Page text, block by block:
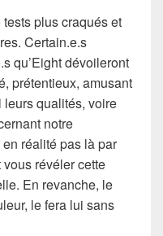
plus craqués et
Certain.e.s
qu’Eight dévoileront
prétentieux, amusant
qualités, voire
notre
réalité pas là par
révéler cette
En revanche, le
le fera lui sans